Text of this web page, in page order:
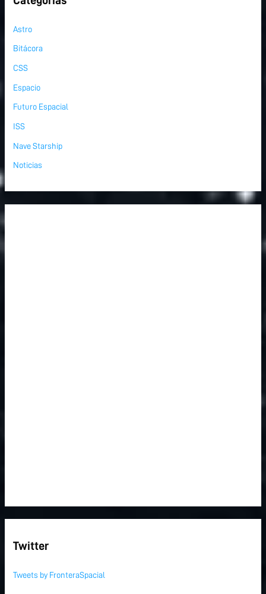
Astro
Bitácora
CSS
Espacio
Futuro Espacial
ISS
Nave Starship
Noticias
Twitter
Tweets by FronteraSpacial